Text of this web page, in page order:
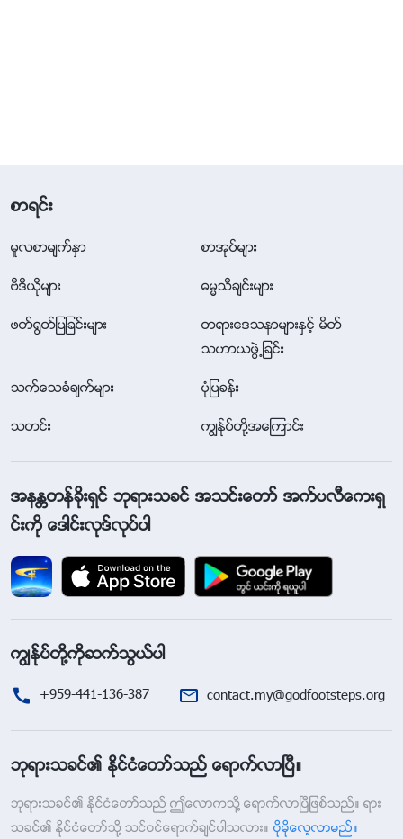
စာရင္း
မူလစာမ်က္ႏွာ စာအုပ္မ်ား
ဗီဒီယိုမ်ား ဓမၼသီခ်င္းမ်ား
ဖတ္႐ြတ္ျပျခင္းမ်ား
တရားေဒသနာမ်ားႏွင့္ မိတ္
သဟာယဖြဲ႕ျခင္း
သက္ေသခံခ်က္မ်ား ပုံျပခန္း
သတင္း ကြၽန္ုပ္တို႔အေၾကာင္း
အနႏၲတန္ခိုးရွင္ ဘုရားသခင္ အသင္းေတာ္ အက္ပလီေကးရွ
င္းကို ေဒါင္းလုဒ္လုပ္ပါ
ကြၽန္ုပ္တို႔ကိုဆက္သြယ္ပါ
+959-441-136-387 contact.my@godfootsteps.org
ဘုရားသခင္၏ ႏိုင္ငံေတာ္သည္ ေရာက္လာၿပီ။
ဘုရားသခင္၏ ႏိုင္ငံေတာ္သည္ ဤေလာကသို႔ ေရာက္လာၿပီျဖစ္သည္။ ရား
သခင္၏ ႏိုင္ငံေတာ္သို႔ သင္ဝင္ေရာက္ခ်င္ပါသလား။ ပိုမိုေလ့လာမည္။